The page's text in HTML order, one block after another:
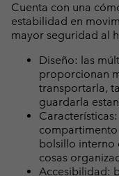
Cuenta con una
estabilidad en
mayor seguridad al
Diseño: las
proporcionan
transportarla,
guardarla
bolsillo interno
cosas
Accesibilidad: